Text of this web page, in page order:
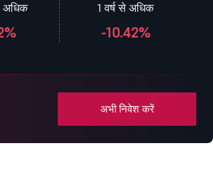
अधिक 1 वर्ष से अधिक
-10.42%
अभी निवेश करें